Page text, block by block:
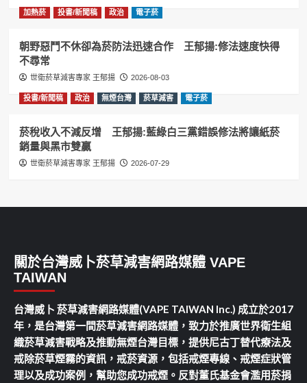
加熱菸 投書/新聞稿 政治 電子菸
朝野惡鬥不休卻為菸防法迅速合作 王郁揚:修法速度快得
不尋常
世衛菸草減害專家 王郁揚 2026-08-03
投書/新聞稿 政治 無煙台灣 菸草減害 電子菸
菸稅收入不減反增 王郁揚:藍綠白三黨錯誤修法將讓紙菸
銷量與黑市雙贏
世衛菸草減害專家 王郁揚 2026-07-29
關於台灣威卜菸草減害網路媒體 VAPE
TAIWAN
台灣威卜 菸草減害網路媒體(VAPE TAIWAN Inc.) 成立於2017
年，是台灣第一間菸草減害網路媒體，致力於推廣世界衛生組
織菸草減害戰略及推動無煙台灣目標，提供尼古丁替代療法及
戒除菸草煙霧的資訊，戒菸資源，包括戒煙專線、戒煙症狀管
理以及成功案例，幫助您成功戒煙。反對董氏基金會濫用菸捐